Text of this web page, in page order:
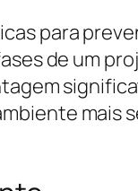
para
de um
mais